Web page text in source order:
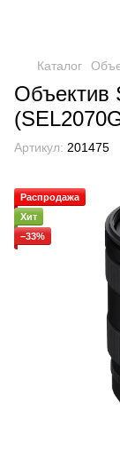
Каталог
Объектив
Артикул: 201475
Распродажа
Хит
−33%